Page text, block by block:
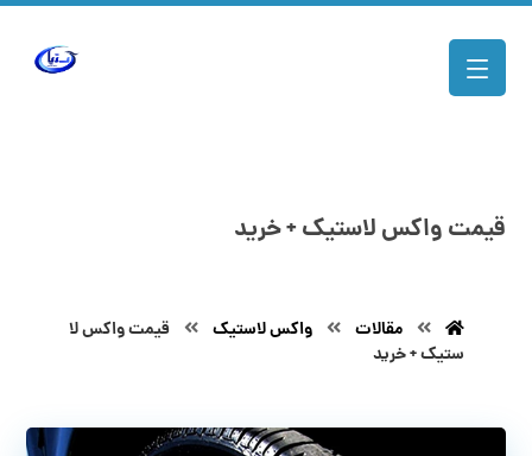
قیمت واکس لاستیک + خرید
مقالات واکس لاستیک
قیمت واکس لا
ستیک + خرید